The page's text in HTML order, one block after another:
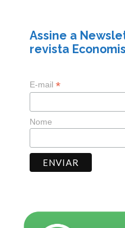
Assine a
revista
E-mail *
Nome